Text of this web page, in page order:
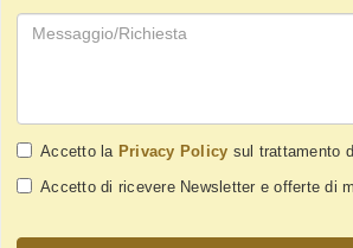
Accetto la Privacy Policy sul trattamento
Accetto di ricevere Newsletter e offerte di